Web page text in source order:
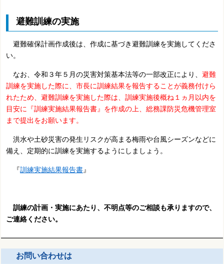
避難訓練の実施
避難確保計画作成後は、作成に基づき避難訓練を実施してくださ
い。
なお、令和３年５月の災害対策基本法等の一部改正により、避難
訓練を実施した際に、市長に訓練結果を報告することが義務付けら
れたため、避難訓練を実施した際は、訓練実施後概ね１ヵ月以内を
目安に『訓練実施結果報告書』を作成の上、総務課防災危機管理室
まで提出をお願います。
洪水や土砂災害の発生リスクが高まる梅雨や台風シーズンなどに
備え、定期的に訓練を実施するようにしましょう。
『訓練実施結果報告書』
訓練の計画・実施にあたり、不明点等のご相談も承りますので、
ご連絡ください。
お問い合わせは